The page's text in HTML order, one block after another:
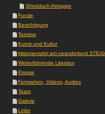
Sheddach-Attrappe
Funde
Besichtigung
Termine
Kunst und Kultur
Historientafel am neanderland STEIG
Weiterführende Literatur
Presse
Fernsehen, Videos, Audios
Team
Galerie
Links